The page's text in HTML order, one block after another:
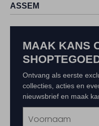
ASSEM
MAAK KANS
Ontvang als eerste
collecties, acties en
nieuwsbrief en maak